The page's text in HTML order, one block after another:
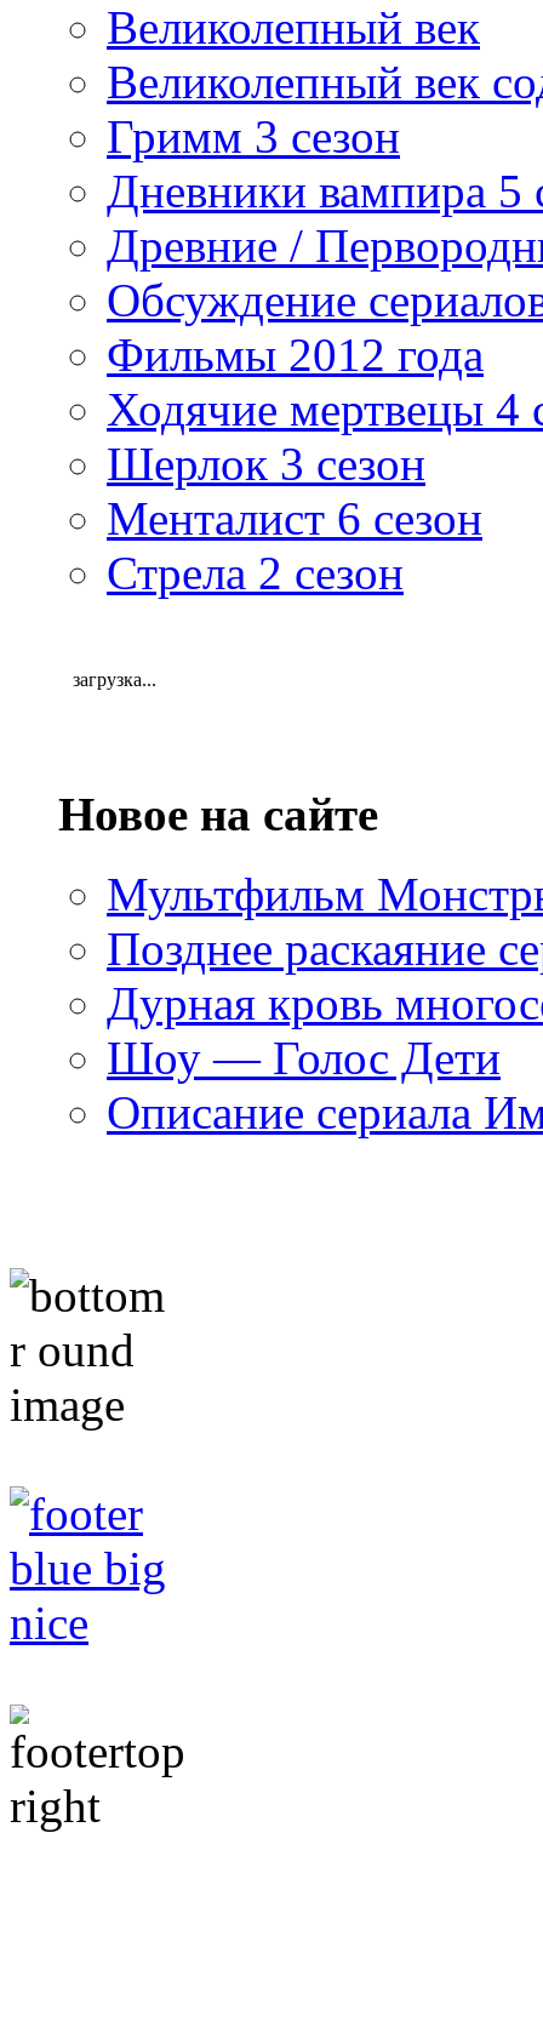
Великолепный век
Великолепный век
Гримм 3 сезон
Дневники вампира 5
Древние /
Обсуждение
Фильмы 2012 года
Ходячие мертвецы 4
Шерлок 3 сезон
Менталист 6 сезон
Стрела 2 сезон
загрузка...
Новое на сайте
Мультфильм
Позднее раскаяние
Дурная кровь
Шоу — Голос Дети
Описание сериала